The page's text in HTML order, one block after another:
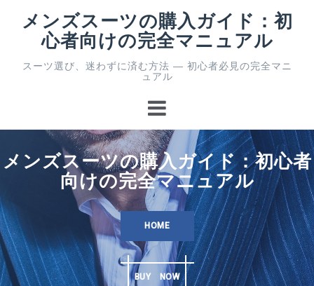
ッ
メンズスーツの購入ガイド：初
心者向けの完全マニュアル
スーツ選び、迷わずに済む方法 ― 初心者必見の完全マニ
ュアル
メンズスーツの購入ガイド：初心者
向けの完全マニュアル
HOME
BUY NOW